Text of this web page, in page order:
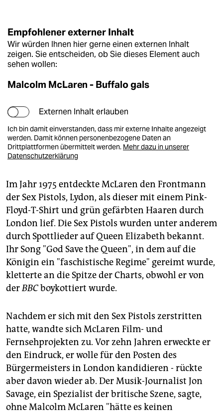
Empfohlener externer Inhalt
Wir würden Ihnen hier gerne einen externen Inhalt
zeigen. Sie entscheiden, ob Sie dieses Element auch
sehen wollen:
Malcolm McLaren - Buffalo gals
Externen Inhalt erlauben
Ich bin damit einverstanden, dass mir externe Inhalte angezeigt
werden. Damit können personenbezogene Daten an
Drittplattformen übermittelt werden. Mehr dazu in unserer
Datenschutzerklärung
Im Jahr 1975 entdeckte McLaren den Frontmann
der Sex Pistols, Lydon, als dieser mit einem Pink-
Floyd-T-Shirt und grün gefärbten Haaren durch
London lief. Die Sex Pistols wurden unter anderem
durch Spottlieder auf Queen Elizabeth bekannt.
Ihr Song "God Save the Queen", in dem auf die
Königin ein "faschistische Regime" gereimt wurde,
kletterte an die Spitze der Charts, obwohl er von
derBBCboykottiert wurde.
Nachdem er sich mit den Sex Pistols zerstritten
hatte, wandte sich McLaren Film- und
Fernsehprojekten zu. Vor zehn Jahren erweckte er
den Eindruck, er wolle für den Posten des
Bürgermeisters in London kandidieren - rückte
aber davon wieder ab. Der Musik-Journalist Jon
Savage, ein Spezialist der britische Szene, sagte,
ohne Malcolm McLaren "hätte es keinen